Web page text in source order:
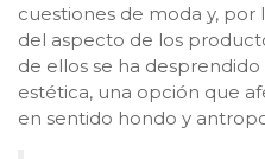
cuestiones de moda y, por
del aspecto de los
de ellos se ha
estética, una opción que
en sentido hondo y